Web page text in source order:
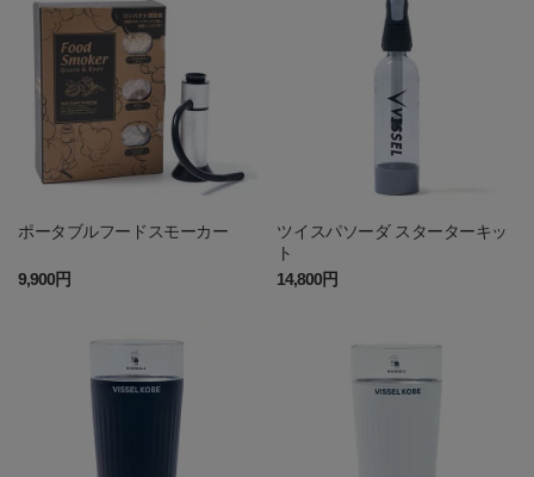
ポータブルフードスモーカー
9,900円
ツイスパソーダ スターターキッ
ト
14,800円